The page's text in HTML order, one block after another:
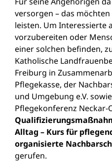
versorgen – das
leisten. Um Interessierte
vorzubereiten oder
einer solchen befinden,
Katholische
Freiburg in
Pflegekasse, der
und Umgebung e.V.
Pflegekonferenz Neckar-
Alltag – Kurs für
organisierte
gerufen.